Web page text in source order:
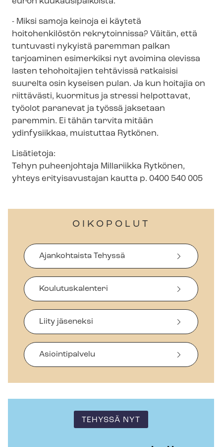
- Miksi samoja keinoja ei käytetä
hoitohenkilöstön rekrytoinnissa? Väitän, että
tuntuvasti nykyistä paremman palkan
tarjoaminen esimerkiksi nyt avoimina olevissa
lasten tehohoitajien tehtävissä ratkaisisi
suurelta osin kyseisen pulan. Ja kun hoitajia on
riittävästi, kuormitus ja stressi helpottavat,
työolot paranevat ja työssä jaksetaan
paremmin. Ei tähän tarvita mitään
ydinfysiikkaa, muistuttaa Rytkönen.
Lisätietoja:
Tehyn puheenjohtaja Millariikka Rytkönen,
yhteys erityisavustajan kautta p. 0400 540 005
OIKOPOLUT
Ajankohtaista Tehyssä
Koulutuskalenteri
Liity jäseneksi
Asiointipalvelu
TEHYSSÄ NYT